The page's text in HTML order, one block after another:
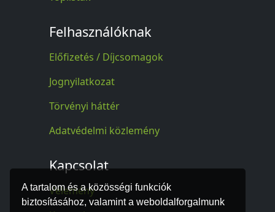
A tartalom és a közösségi funkciók
biztosításához, valamint a weboldalforgalmunk
Felhasználóknak
Előfizetés / Díjcsomagok
Jognyilatkozat
Törvényi háttér
Adatvédelmi közlemény
Kapcsolat
Vélemény